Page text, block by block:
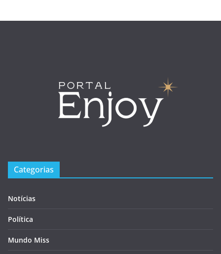
Categorias
Notícias
Política
Mundo Miss